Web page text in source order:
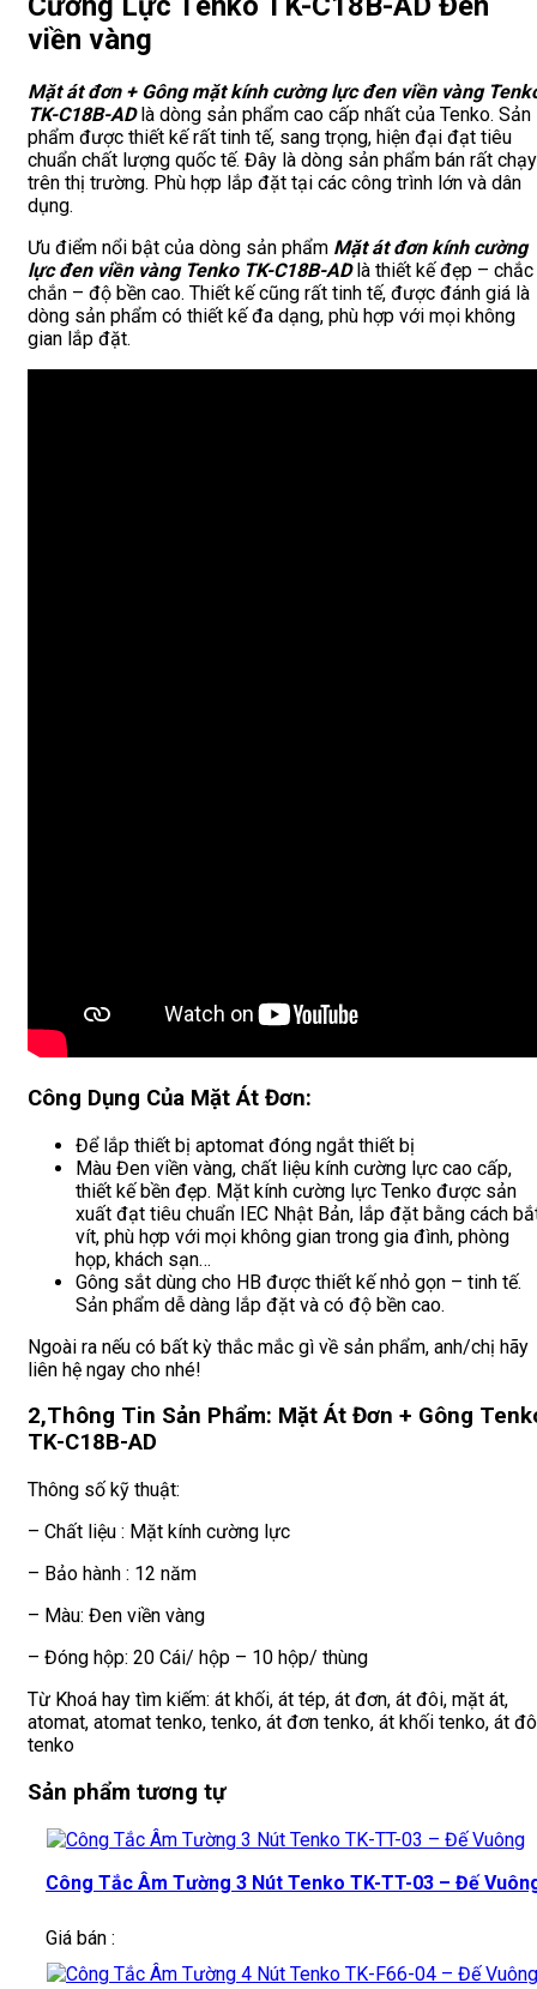
viền vàng
Mặt át đơn + Gông mặt kính cường lực đen viền vàng
TK-C18B-ADlà dòng sản phẩm cao cấp nhất của Tenko. Sản
phẩm được thiết kế rất tinh tế, sang trọng, hiện đại đạt tiêu
chuẩn chất lượng quốc tế. Đây là dòng sản phẩm bán rất chạy
trên thị trường. Phù hợp lắp đặt tại các công trình lớn và dân
dụng.
Ưu điểm nổi bật của dòng sản phẩm Mặt át đơnkính cường
lực đen viền vàng Tenko TK-C18B-ADlà thiết kế đẹp – chắc
chắn – độ bền cao. Thiết kế cũng rất tinh tế, được đánh giá là
dòng sản phẩm có thiết kế đa dạng, phù hợp với mọi không
gian lắp đặt.
Công Dụng Của Mặt Át Đơn:
Để lắp thiết bị aptomat đóng ngắt thiết bị
Màu Đen viền vàng, chất liệu kính cường lực cao cấp,
thiết kế bền đẹp. Mặt kính cường lực Tenko được sản
xuất đạt tiêu chuẩn IEC Nhật Bản, lắp đặt bằng cách
vít, phù hợp với mọi không gian trong gia đình, phòng
họp, khách sạn…
Gông sắt dùng cho HB được thiết kế nhỏ gọn – tinh tế.
Sản phẩm dễ dàng lắp đặt và có độ bền cao.
Ngoài ra nếu có bất kỳ thắc mắc gì về sản phẩm, anh/chị hãy
liên hệ ngay cho nhé!
2,Thông Tin Sản Phẩm: Mặt Át Đơn + Gông
TK-C18B-AD
Thông số kỹ thuật:
– Chất liệu : Mặt kính cường lực
– Bảo hành : 12 năm
– Màu: Đen viền vàng
– Đóng hộp: 20 Cái/ hộp – 10 hộp/ thùng
Từ Khoá hay tìm kiếm: át khối, át tép, át đơn, át đôi, mặt át,
atomat, atomat tenko, tenko, át đơn tenko, át khối tenko, át
tenko
Sản phẩm tương tự
Công Tắc Âm Tường 3 Nút Tenko TK-TT-03 – Đế
Giá bán :